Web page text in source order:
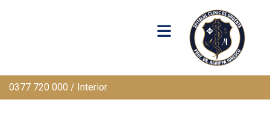
0377 720 000 / Interior